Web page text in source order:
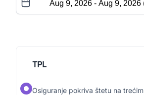
TPL
Osiguranje pokriva štetu na trećim